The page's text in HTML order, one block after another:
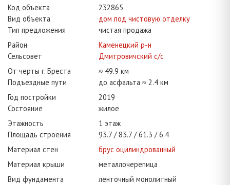
Код объекта
232865
Вид объекта
дом под чистовую отделку
Тип предложения
чистая продажа
Район
Каменецкий р-н
Сельсовет
Дмитровичский с/с
От черты г. Бреста
≈ 49.9 км
Подъездные пути
до асфальта ≈ 2.4 км
Год постройки
2019
Состояние
жилое
Этажность
1 этаж
Площадь строения
93.7 83.7 61.3
6.4
Материал стен
брус оцилиндрованный
Материал крыши
металлочерепица
Вид фундамента
ленточный монолитный